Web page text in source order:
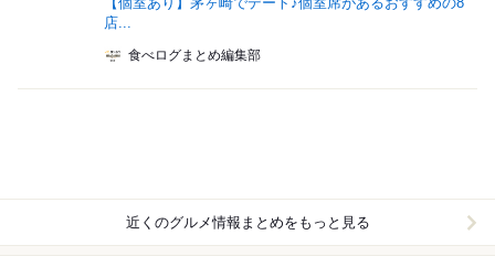
店...
食べログまとめ編集部
近くのグルメ情報まとめをもっと見る